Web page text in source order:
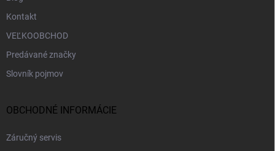
Kontakt
VEĽKOOBCHOD
Predávané značky
Slovník pojmov
OBCHODNÉ INFORMÁCIE
Záručný servis